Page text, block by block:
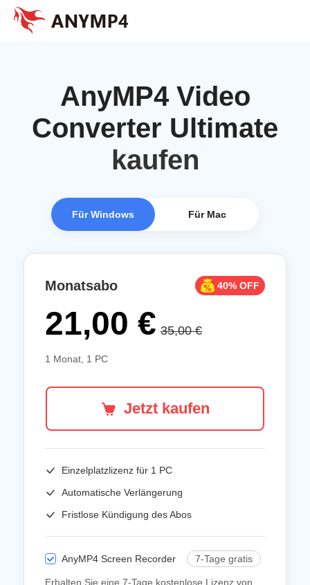
AnyMP4 Video
Converter Ultimate
kaufen
Für Windows Für Mac
Monatsabo 40% OFF
21,00 € 35,00 €
1 Monat, 1 PC
Jetzt kaufen
Einzelplatzlizenz für 1 PC
Automatische Verlängerung
Fristlose Kündigung des Abos
AnyMP4 Screen Recorder 7-Tage gratis
Erhalten Sie eine 7-Tage kostenlose Lizenz von